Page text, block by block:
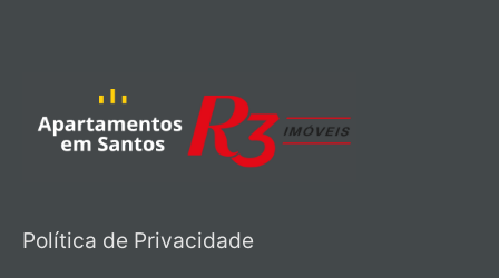
Política de Privacidade